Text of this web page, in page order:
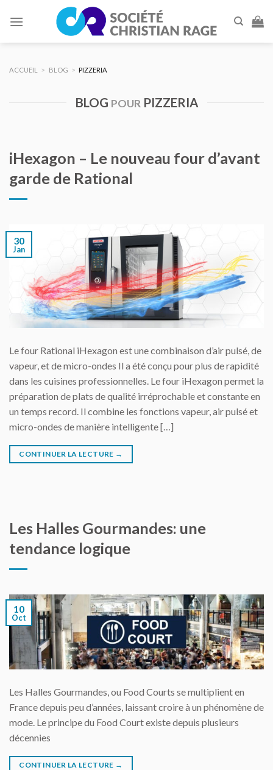
ACCUEIL > BLOG > PIZZERIA
BLOG POUR PIZZERIA
iHexagon – Le nouveau four d’avant
garde de Rational
30
Jan
Le four Rational iHexagon est une combinaison d’air pulsé, de
vapeur, et de micro-ondes Il a été conçu pour plus de rapidité
dans les cuisines professionnelles. Le four iHexagon permet la
préparation de plats de qualité irréprochable et constante en
un temps record. Il combine les fonctions vapeur, air pulsé et
micro-ondes de manière intelligente […]
CONTINUER LA LECTURE →
Les Halles Gourmandes: une
tendance logique
10
Oct
Les Halles Gourmandes, ou Food Courts se multiplient en
France depuis peu d’années, laissant croire à un phénomène de
mode. Le principe du Food Court existe depuis plusieurs
décennies
CONTINUER LA LECTURE →